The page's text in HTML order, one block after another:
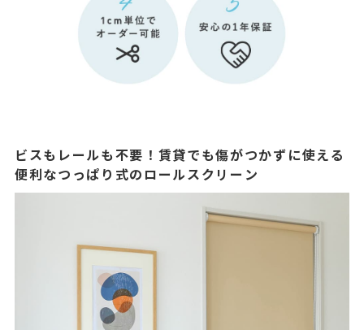
ビスもレールも不要！賃貸でも傷がつかずに使える
便利なつっぱり式のロールスクリーン